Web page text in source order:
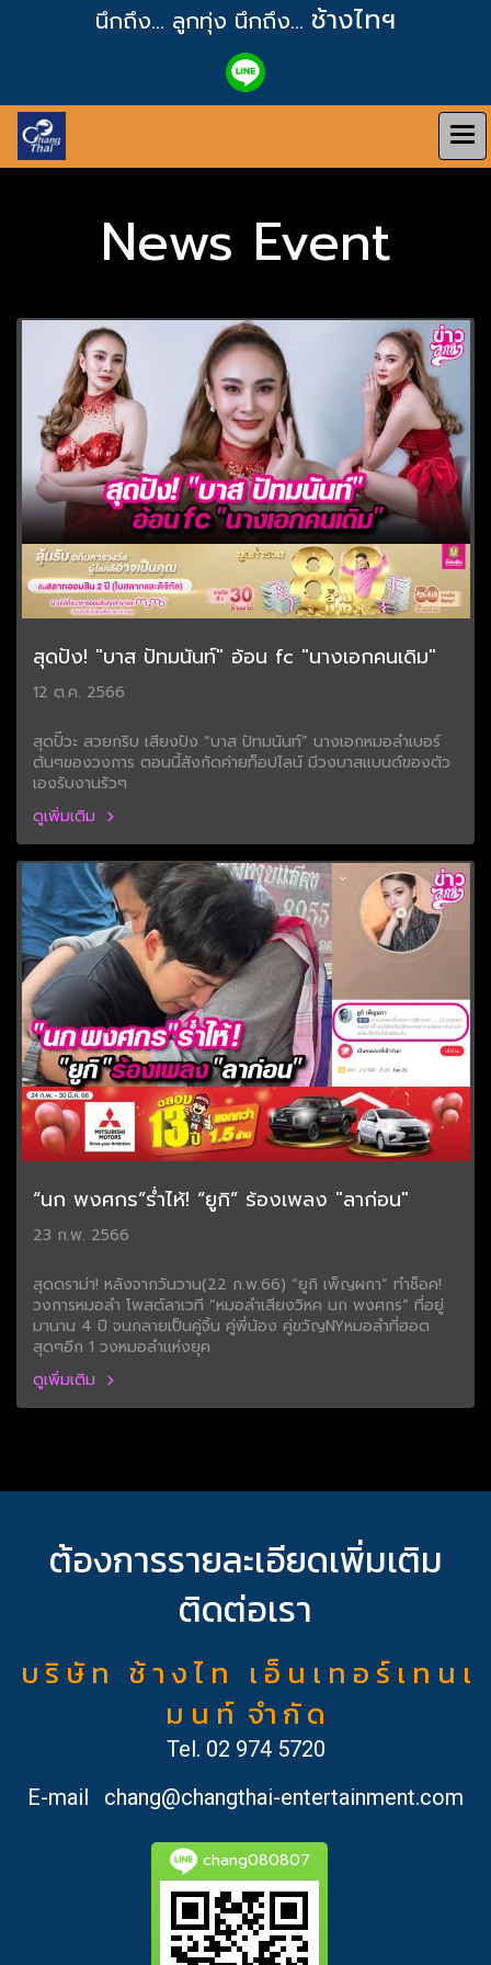
นึกถึง... ลูกทุ่ง นึกถึง... ช้างไทฯ
News Event
สุดปัง! "บาส ปัทมนันท์" อ้อน fc "นางเอกคนเดิม"
12 ต.ค. 2566
สุดปั๊วะ สวยกริบ เสียงปัง “บาส ปัทมนันท์” นางเอกหมอลำเบอร์
ต้นๆของวงการ ตอนนี้สังกัดค่ายท็อปไลน์ มีวงบาสแบนด์ของตัว
เองรับงานรัวๆ
ดูเพิ่มเติม
“นก พงศกร”ร่ำไห้! “ยูกิ” ร้องเพลง "ลาก่อน"
23 ก.พ. 2566
สุดดราม่า! หลังจากวันวาน(22 ก.พ.66) “ยูกิ เพ็ญผกา” ทำช็อค!
วงการหมอลำ โพสต์ลาเวที “หมอลำเสียงวิหค นก พงศกร” ที่อยู่
มานาน 4 ปี จนกลายเป็นคู่จิ้น คู่พี่น้อง คู่ขวัญNYหมอลำที่ฮอต
สุดๆอีก 1 วงหมอลำแห่งยุค
ดูเพิ่มเติม
ต้องการรายละเอียดเพิ่มเติม
ติดต่อเรา
บ ริ ษั ท ช้ า ง ไ ท เ อ็ น เ ท อ ร์ เ ท น เ
ม น ท์ จำ กั ด
Tel. 02 974 5720
E-mail
chang@changthai-entertainment.com
chang080807